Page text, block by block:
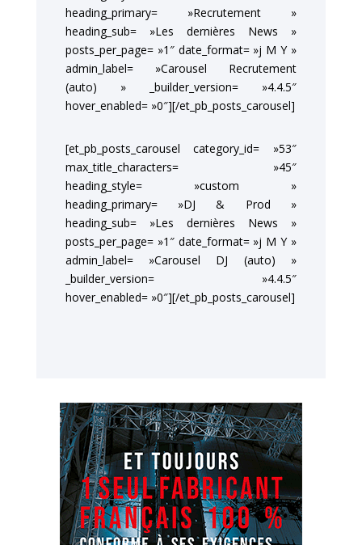
heading_primary= »Recrutement »
heading_sub= »Les dernières News »
posts_per_page= »1″ date_format= »j M Y »
admin_label= »Carousel Recrutement
(auto) » _builder_version= »4.4.5″
hover_enabled= »0″][/et_pb_posts_carousel]
[et_pb_posts_carousel category_id= »53″
max_title_characters= »45″
heading_style= »custom »
heading_primary= »DJ & Prod »
heading_sub= »Les dernières News »
posts_per_page= »1″ date_format= »j M Y »
admin_label= »Carousel DJ (auto) »
_builder_version= »4.4.5″
hover_enabled= »0″][/et_pb_posts_carousel]